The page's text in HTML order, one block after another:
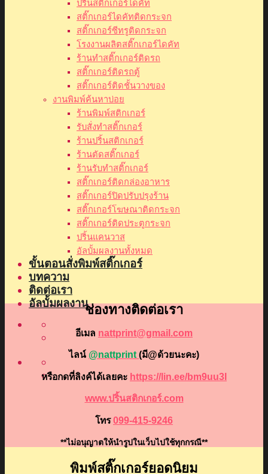
ปริ้นสติ๊กเกอร์ไดคัท
สติ๊กเกอร์ไดคัทติดกระจก
สติ๊กเกอร์ซีทรูติดกระจก
โรงงานผลิตสติ๊กเกอร์ไดคัท
ร้านทำสติ๊กเกอร์ติดรถ
สติ๊กเกอร์ติดรถตู้
สติ๊กเกอร์ติดชั้นวางของ
งานพิมพ์ค้นหาบ่อย
ร้านพิมพ์สติกเกอร์
รับสั่งทำสติ๊กเกอร์
ร้านปริ้นสติกเกอร์
ร้านตัดสติ๊กเกอร์
ร้านรับทำสติ๊กเกอร์
สติ๊กเกอร์ติดกล่องอาหาร
สติ๊กเกอร์ปิดปรับปรุงร้าน
สติ๊กเกอร์โฆษณาติดกระจก
สติ๊กเกอร์ติดประตูกระจก
ปริ้นแคนวาส
อัลบั้มผลงานทั้งหมด
ขั้นตอนสั่งพิมพ์สติ๊กเกอร์
บทความ
ติดต่อเรา
อัลบั้มผลงานช่องทางติดต่อเรา
อีเมล nattprint@gmail.com
ไลน์ @nattprint(มี@ด้วยนะคะ)
หรือกดที่ลิงค์ได้เลยคะ https://lin.ee/bm9uu3I
www.ปริ้นสติกเกอร์.com
โทร 099-415-9246
**ไม่อนุญาตให้นำรูปในเว็บไปใช้ทุกกรณี**
พิมพ์สติ๊กเกอร์ยอดนิยม